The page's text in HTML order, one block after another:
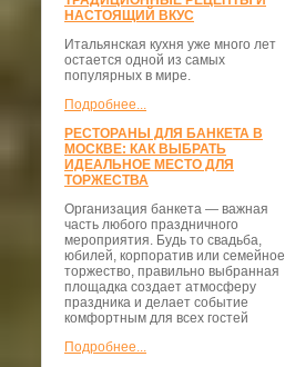
НАСТОЯЩИЙ ВКУС
Итальянская кухня уже много лет
остается одной из самых
популярных в мире.
Подробнее...
РЕСТОРАНЫ ДЛЯ БАНКЕТА В
МОСКВЕ: КАК ВЫБРАТЬ
ИДЕАЛЬНОЕ МЕСТО ДЛЯ
ТОРЖЕСТВА
Организация банкета — важная
часть любого праздничного
мероприятия. Будь то свадьба,
юбилей, корпоратив или семейное
торжество, правильно выбранная
площадка создает атмосферу
праздника и делает событие
комфортным для всех гостей
Подробнее...